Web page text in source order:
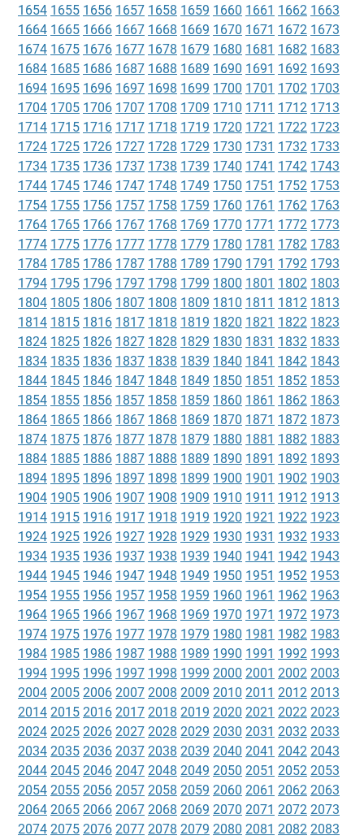
1654 1655 1656 1657 1658 1659 1660 1661 1662 1663
1664 1665 1666 1667 1668 1669 1670 1671 1672 1673
1674 1675 1676 1677 1678 1679 1680 1681 1682 1683
1684 1685 1686 1687 1688 1689 1690 1691 1692 1693
1694 1695 1696 1697 1698 1699 1700 1701 1702 1703
1704 1705 1706 1707 1708 1709 1710 1711 1712 1713
1714 1715 1716 1717 1718 1719 1720 1721 1722 1723
1724 1725 1726 1727 1728 1729 1730 1731 1732 1733
1734 1735 1736 1737 1738 1739 1740 1741 1742 1743
1744 1745 1746 1747 1748 1749 1750 1751 1752 1753
1754 1755 1756 1757 1758 1759 1760 1761 1762 1763
1764 1765 1766 1767 1768 1769 1770 1771 1772 1773
1774 1775 1776 1777 1778 1779 1780 1781 1782 1783
1784 1785 1786 1787 1788 1789 1790 1791 1792 1793
1794 1795 1796 1797 1798 1799 1800 1801 1802 1803
1804 1805 1806 1807 1808 1809 1810 1811 1812 1813
1814 1815 1816 1817 1818 1819 1820 1821 1822 1823
1824 1825 1826 1827 1828 1829 1830 1831 1832 1833
1834 1835 1836 1837 1838 1839 1840 1841 1842 1843
1844 1845 1846 1847 1848 1849 1850 1851 1852 1853
1854 1855 1856 1857 1858 1859 1860 1861 1862 1863
1864 1865 1866 1867 1868 1869 1870 1871 1872 1873
1874 1875 1876 1877 1878 1879 1880 1881 1882 1883
1884 1885 1886 1887 1888 1889 1890 1891 1892 1893
1894 1895 1896 1897 1898 1899 1900 1901 1902 1903
1904 1905 1906 1907 1908 1909 1910 1911 1912 1913
1914 1915 1916 1917 1918 1919 1920 1921 1922 1923
1924 1925 1926 1927 1928 1929 1930 1931 1932 1933
1934 1935 1936 1937 1938 1939 1940 1941 1942 1943
1944 1945 1946 1947 1948 1949 1950 1951 1952 1953
1954 1955 1956 1957 1958 1959 1960 1961 1962 1963
1964 1965 1966 1967 1968 1969 1970 1971 1972 1973
1974 1975 1976 1977 1978 1979 1980 1981 1982 1983
1984 1985 1986 1987 1988 1989 1990 1991 1992 1993
1994 1995 1996 1997 1998 1999 2000 2001 2002 2003
2004 2005 2006 2007 2008 2009 2010 2011 2012 2013
2014 2015 2016 2017 2018 2019 2020 2021 2022 2023
2024 2025 2026 2027 2028 2029 2030 2031 2032 2033
2034 2035 2036 2037 2038 2039 2040 2041 2042 2043
2044 2045 2046 2047 2048 2049 2050 2051 2052 2053
2054 2055 2056 2057 2058 2059 2060 2061 2062 2063
2064 2065 2066 2067 2068 2069 2070 2071 2072 2073
2074 2075 2076 2077 2078 2079 2080 2081 2082 2083